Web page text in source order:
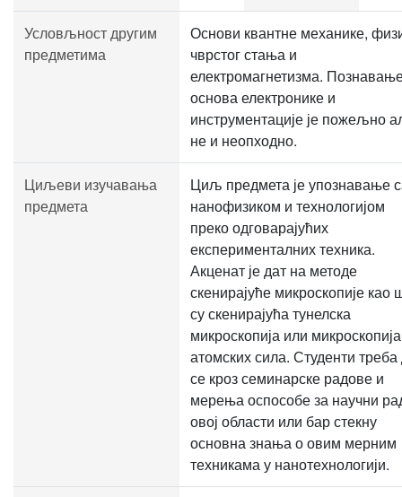
Условљност другим
предметима
Основи квантне механике,
чврстог стања и
електромагнетизма.
основа електронике и
инструментације је пожељно
не и неопходно.
Циљеви изучавања
предмета
Циљ предмета је упознавање
нанофизиком и технологијом
преко одговарајућих
експерименталних техника.
Акценат је дат на методе
скенирајуће микроскопије као
су скенирајућа тунелска
микроскопија или микроскопија
атомских сила. Студенти треба
се кроз семинарске радове и
мерења оспособе за научни
овој области или бар стекну
основна знања о овим мерним
техникама у нанотехнологији.